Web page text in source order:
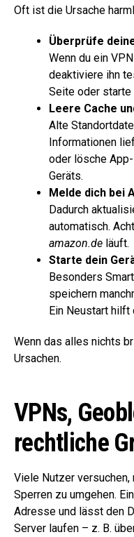
Oft ist die Ursache
Überprüfe
Wenn du ein
deaktiviere ihn
Seite oder starte
Leere Cache
Alte
Informationen
oder lösche
Geräts.
Melde dich bei
Dadurch
automatisch.
amazon.de läuft.
Starte dein
Besonders
speichern
Ein Neustart hilft
Wenn das alles nichts
Ursachen.
VPNs,
rechtliche
Viele Nutzer
Sperren zu umgehen.
Adresse und lässt den
Server laufen – z. B.